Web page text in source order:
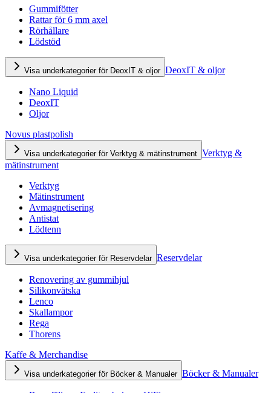
Gummifötter
Rattar för 6 mm axel
Rörhållare
Lödstöd
Visa underkategorier för DeoxIT & oljor DeoxIT & oljor
Nano Liquid
DeoxIT
Oljor
Novus plastpolish
Visa underkategorier för Verktyg & mätinstrument Verktyg &
mätinstrument
Verktyg
Mätinstrument
Avmagnetisering
Antistat
Lödtenn
Visa underkategorier för Reservdelar Reservdelar
Renovering av gummihjul
Silikonvätska
Lenco
Skallampor
Rega
Thorens
Kaffe & Merchandise
Visa underkategorier för Böcker & Manualer Böcker & Manualer